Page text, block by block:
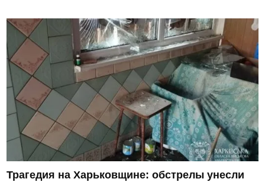
Трагедия на Харьковщине: обстрелы унесли